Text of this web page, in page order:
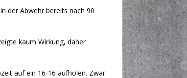
der Abwehr bereits nach 90
kaum Wirkung, daher
auf ein 16-16 aufholen. Zwar